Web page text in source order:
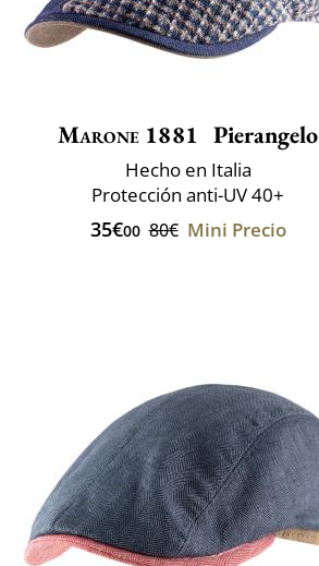
Marone 1881 Pierangelo
Hecho en Italia
Protección anti-UV 40+
35€00 80€ Mini Precio